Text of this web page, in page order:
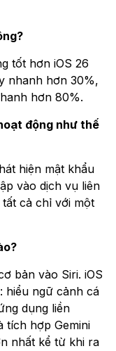
tốt hơn iOS 26
nhanh hơn 30%,
hơn 80%.
động như thế
hiện mật khẩu
vào dịch vụ liên
cả chỉ với một
bản vào Siri. iOS
hiểu ngữ cảnh cá
dụng liền
tích hợp Gemini
nhất kể từ khi ra